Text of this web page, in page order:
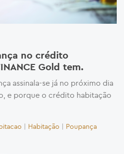
no crédito
Gold tem.
assinala-se já no próximo dia
e porque o crédito habitação
| Habitação | Poupança